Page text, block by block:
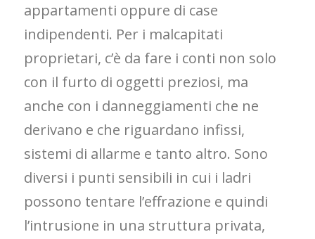
appartamenti oppure di case
indipendenti. Per i malcapitati
proprietari, c’è da fare i conti non solo
con il furto di oggetti preziosi, ma
anche con i danneggiamenti che ne
derivano e che riguardano infissi,
sistemi di allarme e tanto altro. Sono
diversi i punti sensibili in cui i ladri
possono tentare l’effrazione e quindi
l’intrusione in una struttura privata,